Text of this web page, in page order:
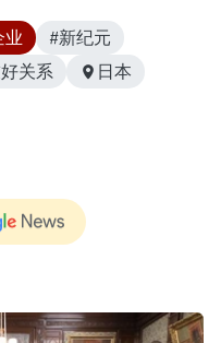
业
#新纪元
关系
日本